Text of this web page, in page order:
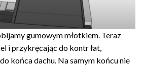
gumowym młotkiem. Teraz
i przykręcając do kontr łat,
końca dachu. Na samym końcu nie